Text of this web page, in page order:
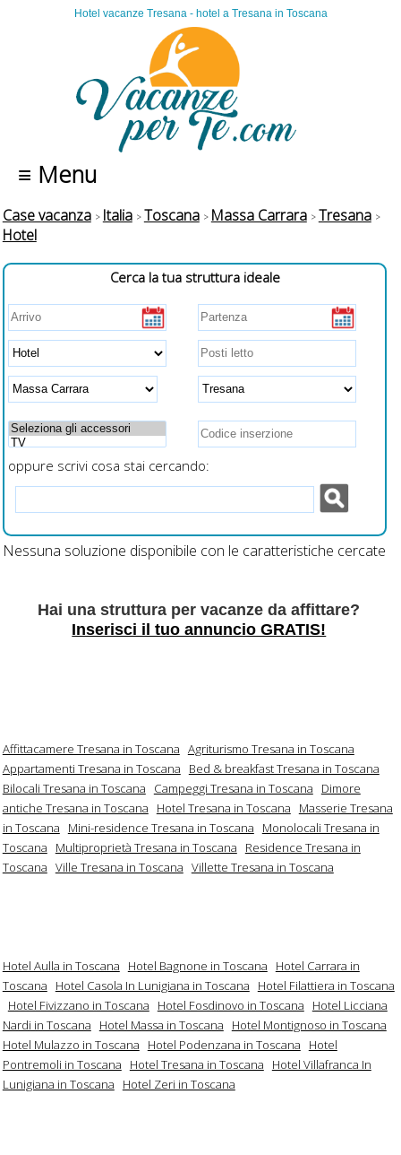
Hotel vacanze Tresana - hotel a Tresana in Toscana
≡ Menu
Case vacanza Italia Toscana Massa Carrara
Tresana
Hotel
Cerca la tua struttura ideale
oppure scrivi cosa stai cercando:
Nessuna soluzione disponibile con le caratteristiche cercate
Hai una struttura per vacanze da affittare?
Inserisci il tuo annuncio GRATIS!
Affittacamere Tresana in Toscana Agriturismo Tresana in Toscana
Appartamenti Tresana in Toscana
Bed & breakfast Tresana in Toscana
Bilocali Tresana in Toscana
Campeggi Tresana in Toscana
Dimore
antiche Tresana in Toscana
Hotel Tresana in Toscana
Masserie Tresana
in Toscana
Mini-residence Tresana in Toscana
Monolocali Tresana in
Toscana
Multiproprietà Tresana in Toscana
Residence Tresana in
Toscana Ville Tresana in Toscana Villette Tresana in Toscana
Hotel Aulla in Toscana Hotel Bagnone in Toscana
Hotel Carrara in
Toscana
Hotel Casola In Lunigiana in Toscana
Hotel Filattiera in Toscana
Hotel Fivizzano in Toscana
Hotel Fosdinovo in Toscana
Hotel Licciana
Nardi in Toscana
Hotel Massa in Toscana
Hotel Montignoso in Toscana
Hotel Mulazzo in Toscana
Hotel Podenzana in Toscana
Hotel
Pontremoli in Toscana
Hotel Tresana in Toscana
Hotel Villafranca In
Lunigiana in Toscana
Hotel Zeri in Toscana